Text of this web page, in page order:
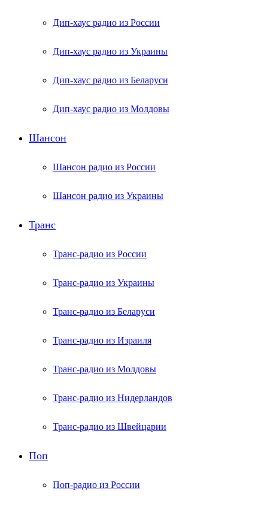
Дип-хаус радио из России
Дип-хаус радио из Украины
Дип-хаус радио из Беларуси
Дип-хаус радио из Молдовы
Шансон
Шансон радио из России
Шансон радио из Украины
Транс
Транс-радио из России
Транс-радио из Украины
Транс-радио из Беларуси
Транс-радио из Израиля
Транс-радио из Молдовы
Транс-радио из Нидерландов
Транс-радио из Швейцарии
Поп
Поп-радио из России